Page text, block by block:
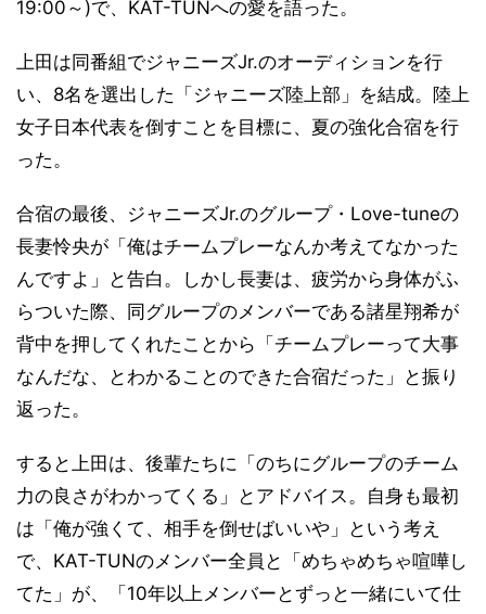
19:00～)で、KAT-TUNへの愛を語った。
上田は同番組でジャニーズJr.のオーディションを行
い、8名を選出した「ジャニーズ陸上部」を結成。陸上
女子日本代表を倒すことを目標に、夏の強化合宿を行
った。
合宿の最後、ジャニーズJr.のグループ・Love-tuneの
長妻怜央が「俺はチームプレーなんか考えてなかった
んですよ」と告白。しかし長妻は、疲労から身体がふ
らついた際、同グループのメンバーである諸星翔希が
背中を押してくれたことから「チームプレーって大事
なんだな、とわかることのできた合宿だった」と振り
返った。
すると上田は、後輩たちに「のちにグループのチーム
力の良さがわかってくる」とアドバイス。自身も最初
は「俺が強くて、相手を倒せばいいや」という考え
で、KAT-TUNのメンバー全員と「めちゃめちゃ喧嘩し
てた」が、「10年以上メンバーとずっと一緒にいて仕